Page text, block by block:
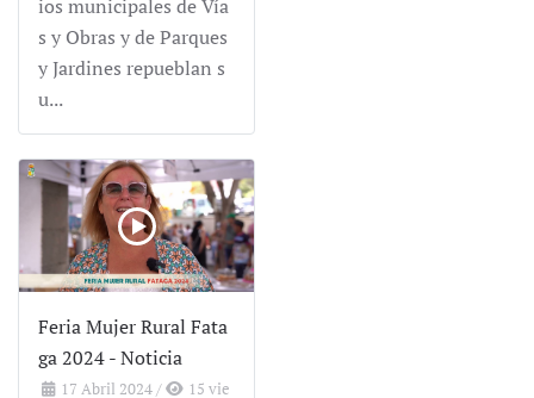
ios municipales de Vía
s y Obras y de Parques
y Jardines repueblan s
u...
Feria Mujer Rural Fata
ga 2024 - Noticia
17 Abril 2024/
15 vie